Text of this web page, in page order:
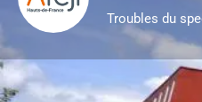
Troubles du